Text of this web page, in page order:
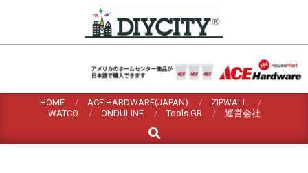
content
HOME ACE HARDWARE(JAPAN)
ZIPWALL
WATCO
ONDULINE Tools.GR
運営会社
Search